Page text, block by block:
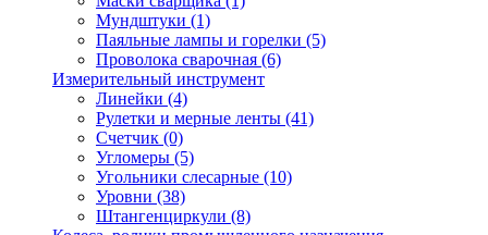
Мундштуки (1)
Паяльные лампы и горелки (5)
Проволока сварочная (6)
Измерительный инструмент
Линейки (4)
Рулетки и мерные ленты (41)
Счетчик (0)
Угломеры (5)
Угольники слесарные (10)
Уровни (38)
Штангенциркули (8)